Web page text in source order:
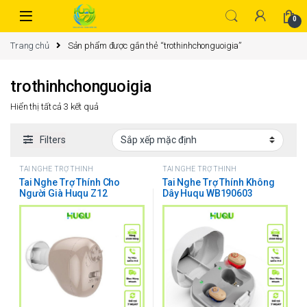
0
Trang chủ Sản phẩm được gắn thẻ “trothinhchonguoigia”
trothinhchonguoigia
Hiển thị tất cả 3 kết quả
Filters
TAI NGHE TRỢ THÍNH
Tai Nghe Trợ Thính Cho
Người Già Huqu Z12
TAI NGHE TRỢ THÍNH
Tai Nghe Trợ Thính Không
Dây Huqu WB190603